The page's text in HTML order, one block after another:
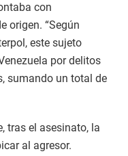
con
origen. “Según
este sujeto
por delitos
sumando un total de
tras el asesinato, la
al agresor.